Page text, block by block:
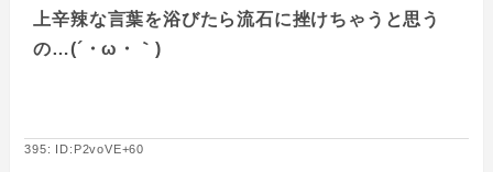
上辛辣な言葉を浴びたら流石に挫けちゃうと思う
の…(´・ω・｀)
395: ID:P2voVE+60